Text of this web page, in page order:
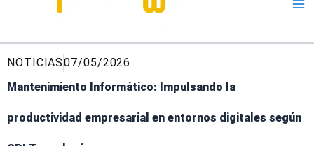
NOTICIAS07/05/2026
Mantenimiento Informático: Impulsando la
productividad empresarial en entornos digitales según